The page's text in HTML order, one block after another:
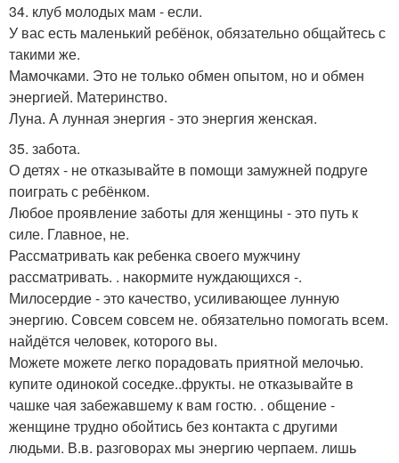
34. клуб молодых мам - если.
У вас есть маленький ребёнок, обязательно общайтесь с
такими же.
Мамочками. Это не только обмен опытом, но и обмен
энергией. Материнство.
Луна. А лунная энергия - это энергия женская.
35. забота.
О детях - не отказывайте в помощи замужней подруге
поиграть с ребёнком.
Любое проявление заботы для женщины - это путь к
силе. Главное, не.
Рассматривать как ребенка своего мужчину
рассматривать. . накормите нуждающихся -.
Милосердие - это качество, усиливающее лунную
энергию. Совсем совсем не. обязательно помогать всем.
найдётся человек, которого вы.
Можете можете легко порадовать приятной мелочью.
купите одинокой соседке..фрукты. не отказывайте в
чашке чая забежавшему к вам гостю. . общение -
женщине трудно обойтись без контакта с другими
людьми. В.в. разговорах мы энергию черпаем. лишь